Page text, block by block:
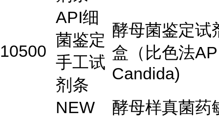
10500
API细
菌鉴定
手工试
剂条
酵母菌鉴定试
盒（比色法
Candida)
NEW
酵母样真菌药